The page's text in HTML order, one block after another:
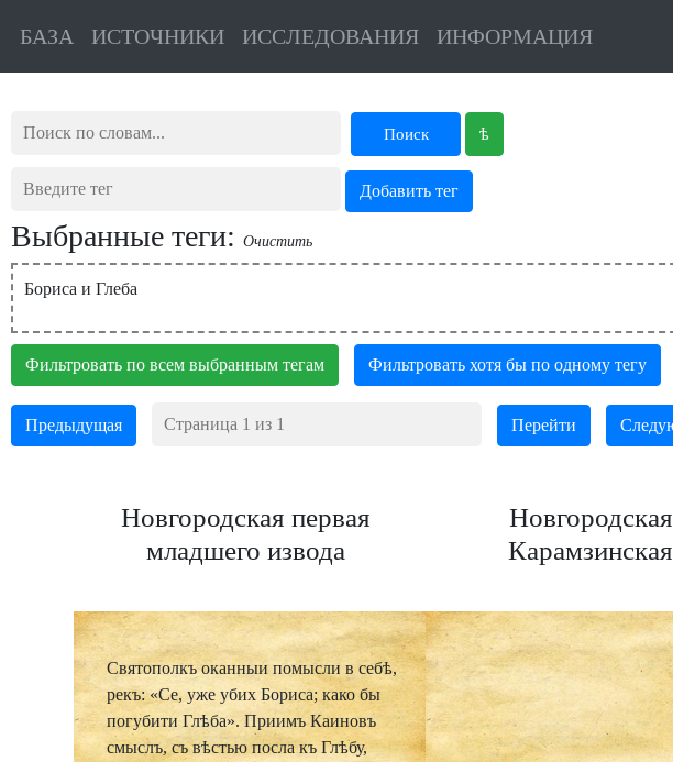
БАЗА ИСТОЧНИКИ ИССЛЕДОВАНИЯ ИНФОРМАЦИЯ
Поиск ѣ
Выбранные теги: Очистить
Бориса и Глеба
Фильтровать по всем выбранным тегам Фильтровать хотя бы по одному тегу
Новгородская первая
младшего извода
Новгородская
Карамзинская
Святополкъ оканныи помысли в себѣ,
рекъ: «Се, уже убих Бориса; како бы
погубити Глѣба». Приимъ Каиновъ
смыслъ, съ вѣстью посла къ Глѣбу,